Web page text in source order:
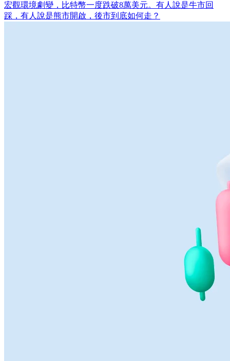
宏觀環境劇變，比特幣一度跌破8萬美元。有人說是牛市回
踩，有人說是熊市開啟，後市到底如何走？